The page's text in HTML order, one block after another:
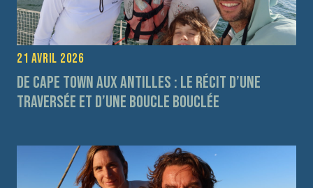
21 avril 2026
De Cape Town aux Antilles : le récit d’une
traversée et d’une boucle bouclée